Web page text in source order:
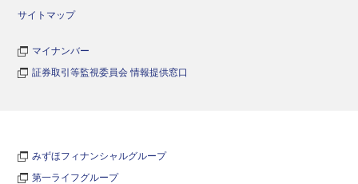
サイトマップ
マイナンバー
証券取引等監視委員会 情報提供窓口
みずほフィナンシャルグループ
第一ライフグループ